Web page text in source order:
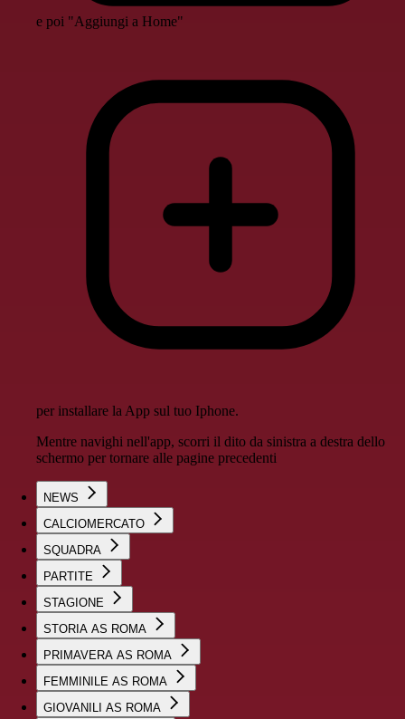
e poi "Aggiungi a Home"
per installare la App sul tuo Iphone.
Mentre navighi nell'app, scorri il dito da sinistra a destra dello
schermo per tornare alle pagine precedenti
NEWS
CALCIOMERCATO
SQUADRA
PARTITE
STAGIONE
STORIA AS ROMA
PRIMAVERA AS ROMA
FEMMINILE AS ROMA
GIOVANILI AS ROMA